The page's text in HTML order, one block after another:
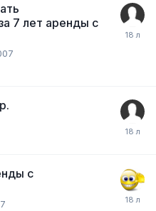
7 лет аренды с
с